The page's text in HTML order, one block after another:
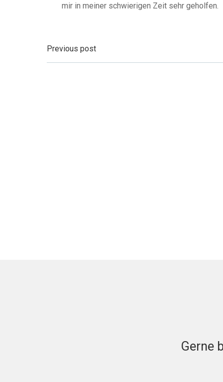
mir in meiner schwierigen Zeit sehr geholfen.
Beitragsnavigation
Previous post
Gerne